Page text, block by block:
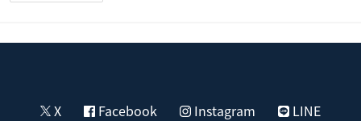
X Facebook Instagram LINE